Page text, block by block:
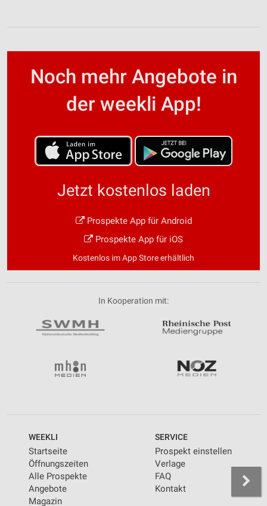
Noch mehr Angebote in
der weekli App!
Jetzt kostenlos laden
Prospekte App für Android
Prospekte App für iOS
Kostenlos im App Store erhältlich
In Kooperation mit:
WEEKLI
Startseite
Öffnungszeiten
Alle Prospekte
Angebote
Magazin
SERVICE
Prospekt einstellen
Verlage
FAQ
Kontakt